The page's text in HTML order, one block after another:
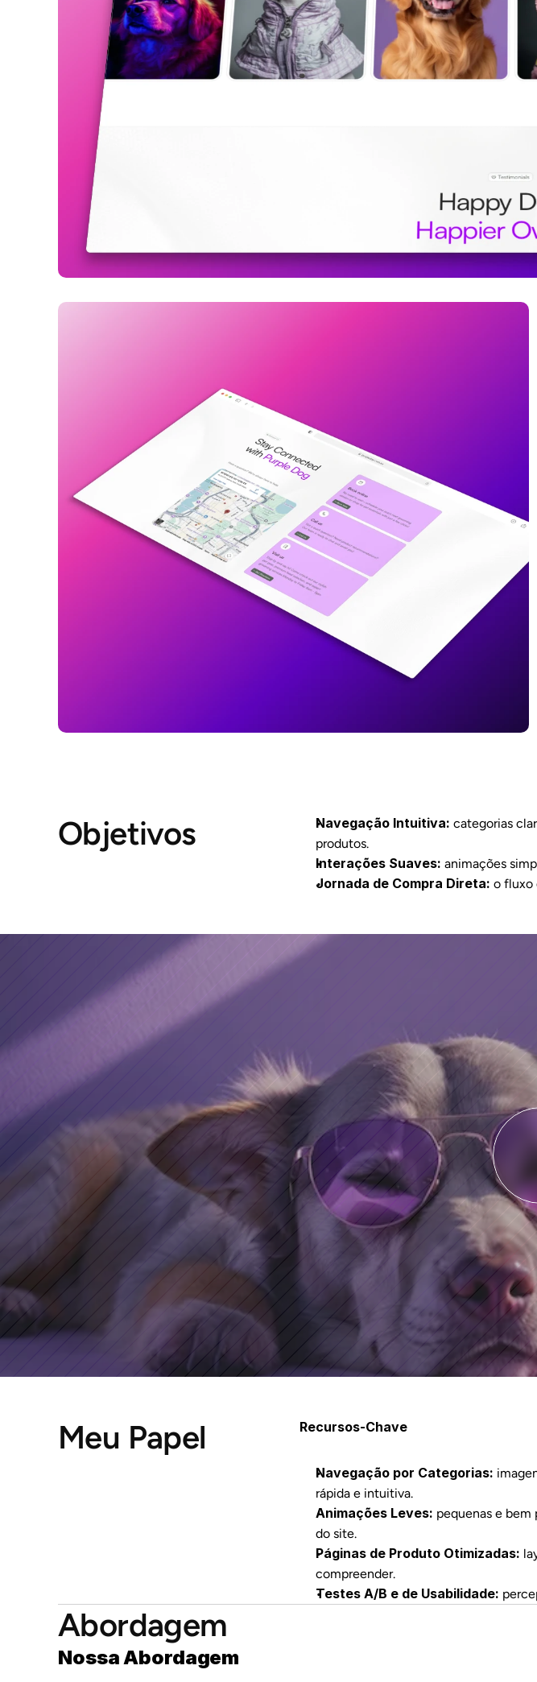
Objetivos Navegação Intuitiva: categorias
produtos.
Interações Suaves: animações
Jornada de Compra Direta: o fluxo
Meu Papel Recursos-Chave
Navegação por Categorias:
rápida e intuitiva.
Animações Leves: pequenas e
do site.
Páginas de Produto Otimizadas:
compreender.
Testes A/B e de Usabilidade:
Abordagem
Nossa Abordagem